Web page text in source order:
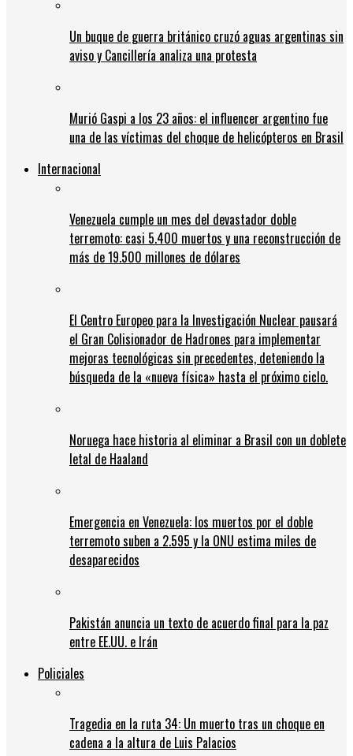
Un buque de guerra británico cruzó aguas argentinas sin
aviso y Cancillería analiza una protesta
Murió Gaspi a los 23 años: el influencer argentino fue
una de las víctimas del choque de helicópteros en Brasil
Internacional
Venezuela cumple un mes del devastador doble
terremoto: casi 5.400 muertos y una reconstrucción de
más de 19.500 millones de dólares
El Centro Europeo para la Investigación Nuclear pausará
el Gran Colisionador de Hadrones para implementar
mejoras tecnológicas sin precedentes, deteniendo la
búsqueda de la «nueva física» hasta el próximo ciclo.
Noruega hace historia al eliminar a Brasil con un doblete
letal de Haaland
Emergencia en Venezuela: los muertos por el doble
terremoto suben a 2.595 y la ONU estima miles de
desaparecidos
Pakistán anuncia un texto de acuerdo final para la paz
entre EE.UU. e Irán
Policiales
Tragedia en la ruta 34: Un muerto tras un choque en
cadena a la altura de Luis Palacios